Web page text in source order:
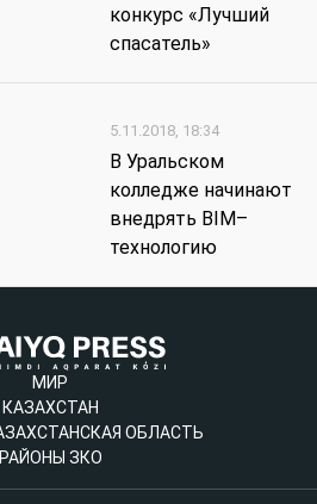
конкурс «Лучший
спасатель»
5.11.2018, 18:34
В Уральском
колледже начинают
внедрять BIM–
технологию
МИР
КАЗАХСТАН
ОБЛАСТЬ
РАЙОНЫ ЗКО